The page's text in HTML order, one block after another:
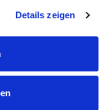
Details zeigen